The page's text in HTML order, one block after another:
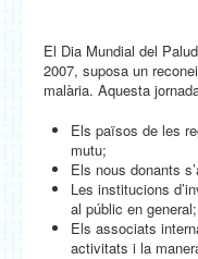
El Dia Mundial del
2007, suposa un
malària. Aquesta
Els països de les
mutu;
Els nous donants
Les institucions
al públic en
Els associats
activitats i la